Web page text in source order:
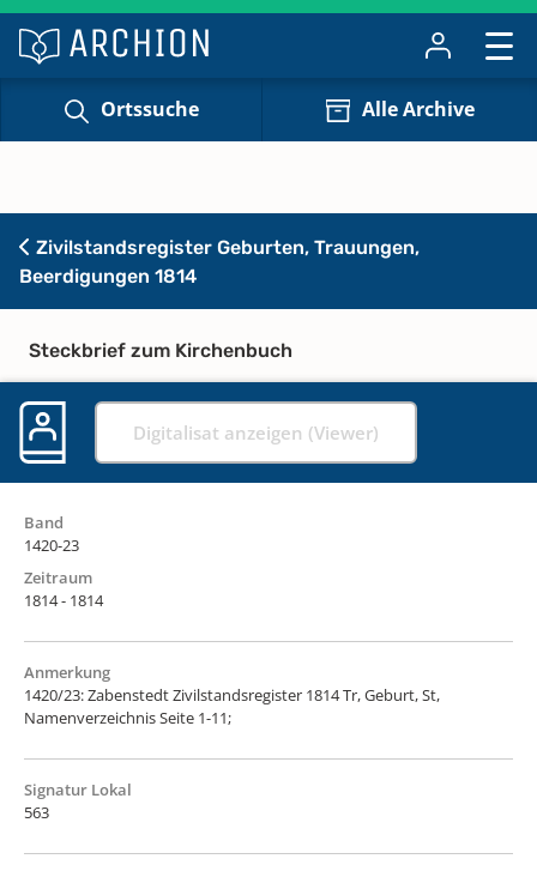
Ortssuche Alle Archive
Zivilstandsregister Geburten, Trauungen,
Beerdigungen 1814
Steckbrief zum Kirchenbuch
Digitalisat anzeigen (Viewer)
Band
1420-23
Zeitraum
1814 - 1814
Anmerkung
1420/23: Zabenstedt Zivilstandsregister 1814 Tr, Geburt, St,
Namenverzeichnis Seite 1-11;
Signatur Lokal
563